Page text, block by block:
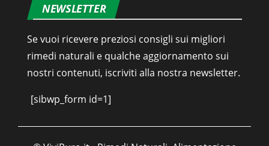
NEWSLETTER
Se vuoi ricevere preziosi consigli sui migliori
rimedi naturali e qualche aggiornamento sui
nostri contenuti, iscriviti alla nostra newsletter.
[sibwp_form id=1]